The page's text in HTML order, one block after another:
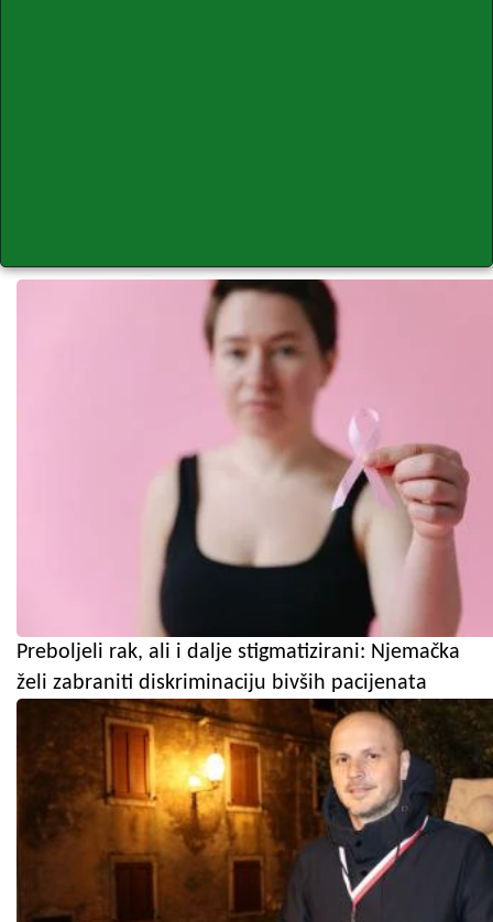
Preboljeli rak, ali i dalje stigmatizirani: Njemačka
želi zabraniti diskriminaciju bivših pacijenata